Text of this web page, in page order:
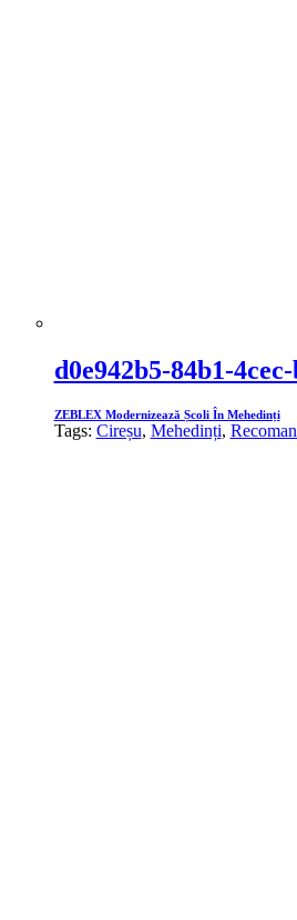
d0e942b5-84b1-
ZEBLEX Modernizează Școli În Mehedinți
Tags: Cireșu, Mehedinți,